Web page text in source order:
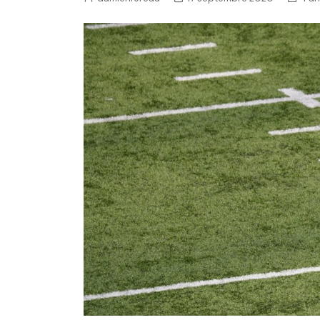
NFL – Power Rankings
Pronostics et paris NFL
Super Bowl LIX
Histoire et Légendes